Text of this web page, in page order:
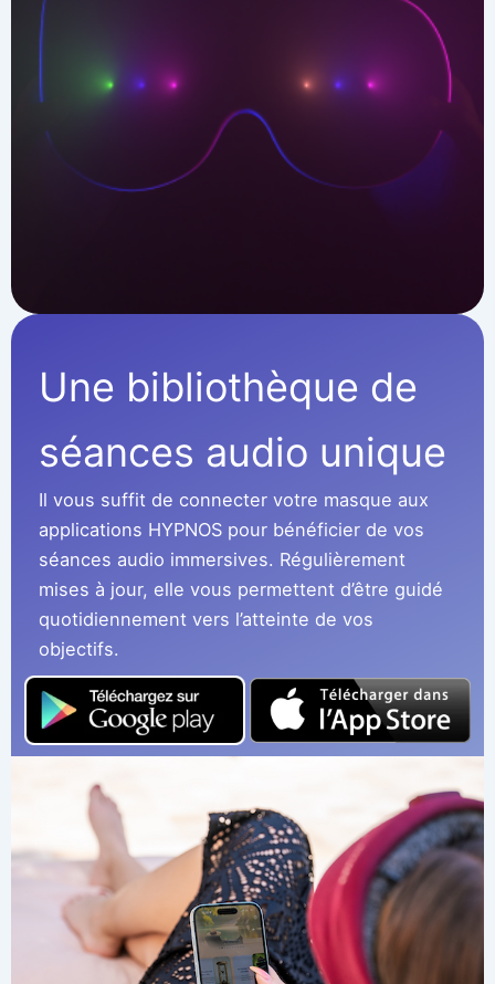
Une bibliothèque de
séances audio unique
Il vous suffit de connecter votre masque aux
applications HYPNOS pour bénéficier de vos
séances audio immersives. Régulièrement
mises à jour, elle vous permettent d’être guidé
quotidiennement vers l’atteinte de vos
objectifs.